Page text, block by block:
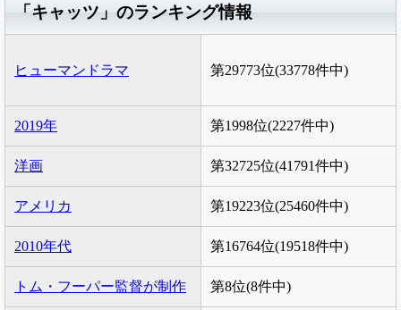
「キャッツ」のランキング情報
ヒューマンドラマ 第29773位(33778件中)
2019年 第1998位(2227件中)
洋画 第32725位(41791件中)
アメリカ 第19223位(25460件中)
2010年代 第16764位(19518件中)
トム・フーパー監督が制作 第8位(8件中)